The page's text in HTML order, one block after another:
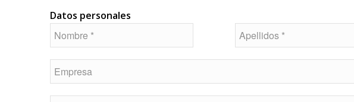
Datos personales